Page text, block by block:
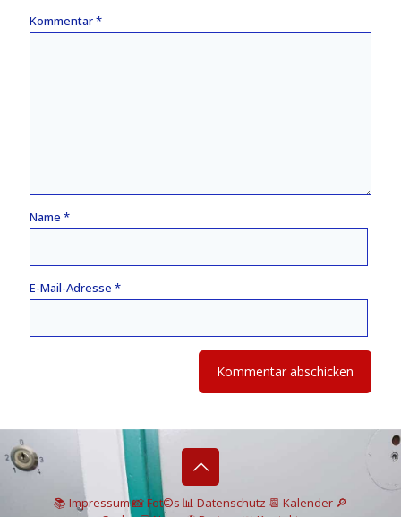
Kommentar*
Name *
E-Mail-Adresse *
📚 Impressum📸Fot©s 📊 Datenschutz 📆 Kalender 🔎